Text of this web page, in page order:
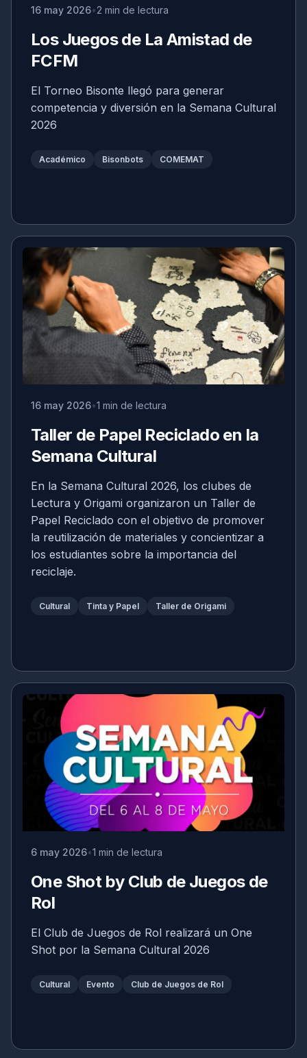
16 may 2026 2 min de lectura
Los Juegos de La Amistad de
FCFM
El Torneo Bisonte llegó para generar
competencia y diversión en la Semana Cultural
2026
Académico Bisonbots COMEMAT
16 may 2026 1 min de lectura
Taller de Papel Reciclado en la
Semana Cultural
En la Semana Cultural 2026, los clubes de
Lectura y Origami organizaron un Taller de
Papel Reciclado con el objetivo de promover
la reutilización de materiales y concientizar a
los estudiantes sobre la importancia del
reciclaje.
Cultural Tinta y Papel Taller de Origami
6 may 2026 1 min de lectura
One Shot by Club de Juegos de
Rol
El Club de Juegos de Rol realizará un One
Shot por la Semana Cultural 2026
Cultural Evento Club de Juegos de Rol